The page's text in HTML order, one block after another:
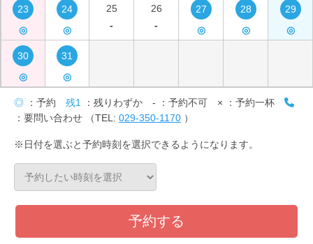
23
◎
24
◎
25
-
26
-
27
◎
28
◎
29
◎
30
◎
31
◎
◎ ：予約 残1 ：残りわずか - ：予約不可 × ：予約一杯
：要問い合わせ （TEL: 029-350-1170 ）
※日付を選ぶと予約時刻を選択できるようになります。
予約する